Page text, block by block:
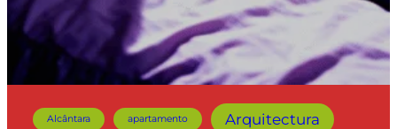
Alcântara apartamento Arquitectura